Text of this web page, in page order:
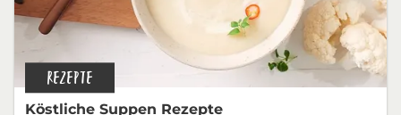
REZEPTE
Köstliche Suppen Rezepte